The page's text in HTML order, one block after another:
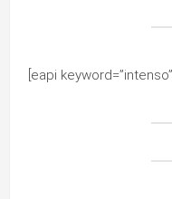
[eapi keyword=”intenso”